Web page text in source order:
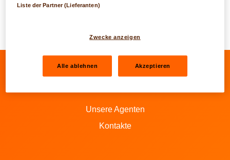
Außerdem kann er daselbst den Preis und die Lieferzeiten
Unsere Agenten
Kontakte
Liste der Partner (Lieferanten)
Zwecke anzeigen
Alle ablehnen Akzeptieren